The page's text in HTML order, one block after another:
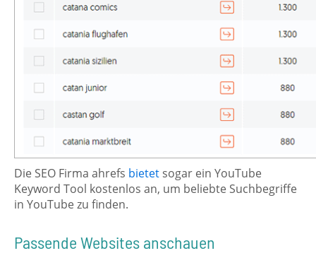
Die SEO Firma ahrefs bietet sogar ein YouTube
Keyword Tool kostenlos an, um beliebte Suchbegriffe
in YouTube zu finden.
Passende Websites anschauen